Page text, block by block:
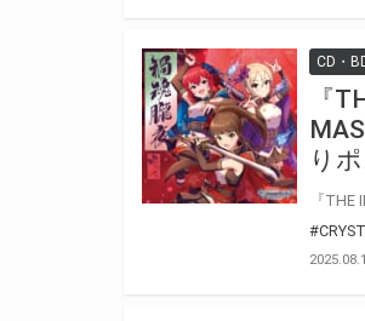
CD・
『
り